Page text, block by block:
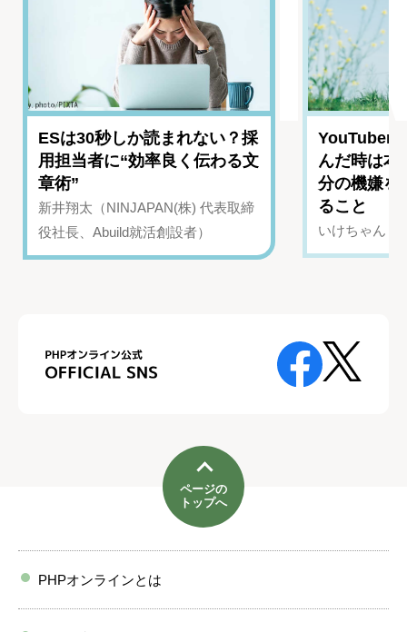
ESは30秒しか読まれない？採
用担当者に“効率良く伝わる文
章術”
新井翔太（NINJAPAN(株) 代表取締
役社長、Abuild就活創設者）
YouTuber
んだ時は
分の機嫌を
ること
いけちゃん（
ページの
トップへ
PHPオンラインとは